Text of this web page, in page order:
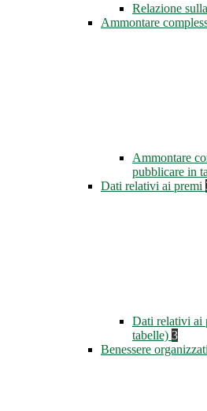
Relazione
Ammontare
Ammontare
pubblicare in
Dati relativi ai premi
Dati relativi ai
tabelle) 3
Benessere